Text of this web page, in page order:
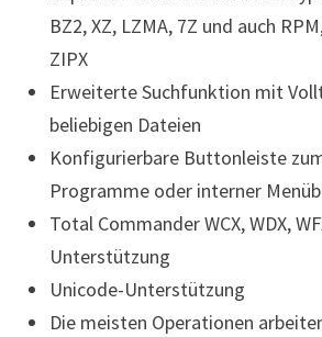
BZ2, XZ, LZMA, 7Z und auch
ZIPX
Erweiterte Suchfunktion mit
beliebigen Dateien
Konfigurierbare Buttonleiste
Programme oder interner
Total Commander WCX, WDX,
Unterstützung
Unicode-Unterstützung
Die meisten Operationen